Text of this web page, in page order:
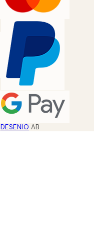
DESENIO AB